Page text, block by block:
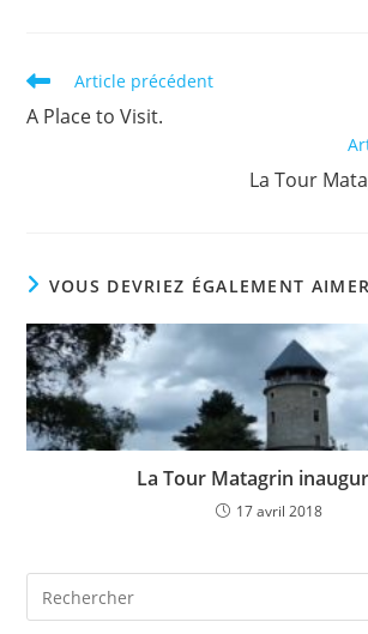
Read
more
articles
Article précédent
A Place to Visit.
La Tour
VOUS DEVRIEZ ÉGALEMENT AIMER
La Tour Matagrin
17 avril 2018